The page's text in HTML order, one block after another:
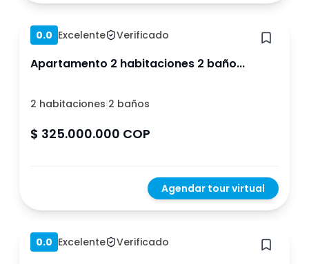
Hace 1 año
0.0 Excelente Verificado
Apartamento 2 habitaciones 2 baño...
2 habitaciones|2 baños
$ 325.000.000 COP
Agendar tour virtual
Hace 1 año
0.0 Excelente Verificado